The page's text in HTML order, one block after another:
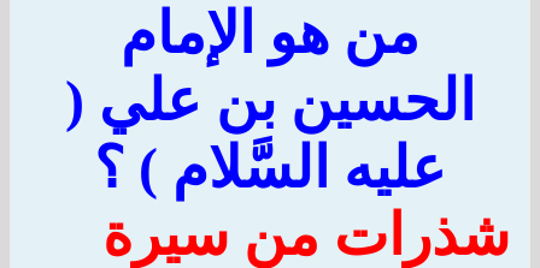
من هو الإمام
الحسين بن علي (
عليه السَّلام ) ؟
شذرات من سيرة